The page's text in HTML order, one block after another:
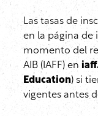
Las tasas de
en la página de
momento del
AIB (IAFF) en
Education) si
vigentes antes